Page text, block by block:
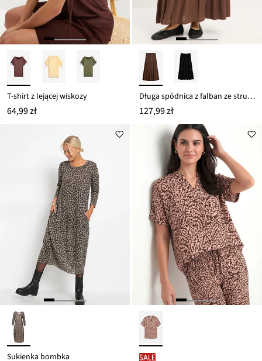
T-shirt z lejącej wiskozy
64,99 zł
Długa spódnica z falban ze strukturalnej wiskozy
127,99 zł
Sukienka bombka SALE